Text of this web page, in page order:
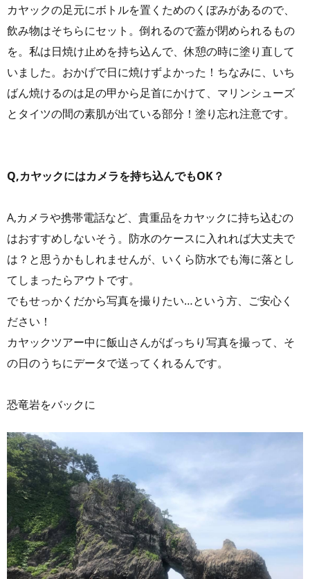
カヤックの足元にボトルを置くためのくぼみがあるので、
飲み物はそちらにセット。倒れるので蓋が閉められるもの
を。私は日焼け止めを持ち込んで、休憩の時に塗り直して
いました。おかげで日に焼けずよかった！ちなみに、いち
ばん焼けるのは足の甲から足首にかけて、マリンシューズ
とタイツの間の素肌が出ている部分！塗り忘れ注意です。
Q,カヤックにはカメラを持ち込んでもOK？
A,カメラや携帯電話など、貴重品をカヤックに持ち込むの
はおすすめしないそう。防水のケースに入れれば大丈夫で
は？と思うかもしれませんが、いくら防水でも海に落とし
てしまったらアウトです。
でもせっかくだから写真を撮りたい…という方、ご安心く
ださい！
カヤックツアー中に飯山さんがばっちり写真を撮って、そ
の日のうちにデータで送ってくれるんです。
恐竜岩をバックに